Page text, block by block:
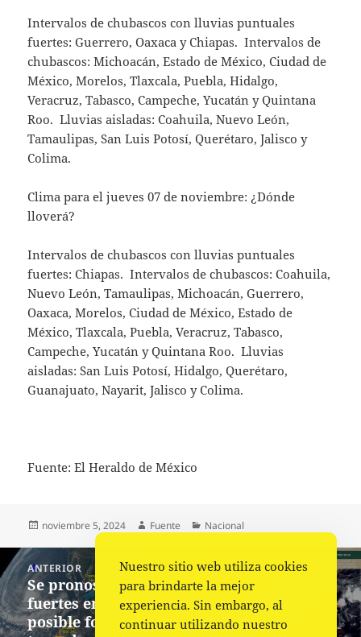
Intervalos de chubascos con lluvias puntuales
fuertes: Guerrero, Oaxaca y Chiapas. Intervalos de
chubascos: Michoacán, Estado de México, Ciudad de
México, Morelos, Tlaxcala, Puebla, Hidalgo,
Veracruz, Tabasco, Campeche, Yucatán y Quintana
Roo. Lluvias aisladas: Coahuila, Nuevo León,
Tamaulipas, San Luis Potosí, Querétaro, Jalisco y
Colima.
Clima para el jueves 07 de noviembre: ¿Dónde
lloverá?
Intervalos de chubascos con lluvias puntuales
fuertes: Chiapas. Intervalos de chubascos: Coahuila,
Nuevo León, Tamaulipas, Michoacán, Guerrero,
Oaxaca, Morelos, Ciudad de México, Estado de
México, Tlaxcala, Puebla, Veracruz, Tabasco,
Campeche, Yucatán y Quintana Roo. Lluvias
aisladas: San Luis Potosí, Hidalgo, Querétaro,
Guanajuato, Nayarit, Jalisco y Colima.
Fuente: El Heraldo de México
Publicado
noviembre 5, 2024 Autor
Fuente Categorías
Nacional
Navegación
de
entradas
ANTERIOR
Entrada
anterior:
Se pronostican lluvias puntuales muy
fuertes en Oaxaca y Chiapas, además de
posible formación de torbellinos o
Nuestro sitio web utiliza cookies
para brindarte la mejor
experiencia. Sin embargo, al
continuar utilizando nuestro